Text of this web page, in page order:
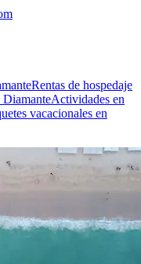
Rentas de hospedaje
DiamanteActividades en
vacacionales en